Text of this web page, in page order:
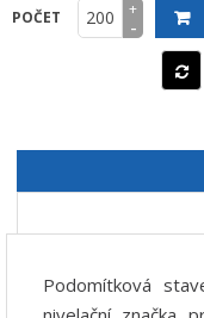
POČET +
-
Podomítková